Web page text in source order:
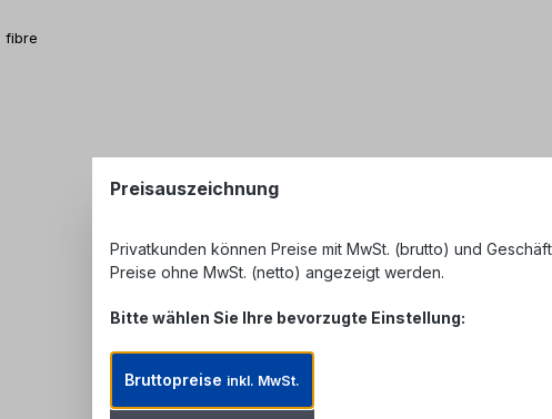
fibre
Preisauszeichnung
Privatkunden können Preise mit MwSt. (brutto) und
Preise ohne MwSt. (netto) angezeigt werden.
Bitte wählen Sie Ihre bevorzugte Einstellung:
Bruttopreise inkl. MwSt.